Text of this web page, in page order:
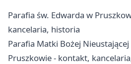
Parafia św. Edwarda w
kancelaria, historia
Parafia Matki Bożej
Pruszkowie - kontakt,